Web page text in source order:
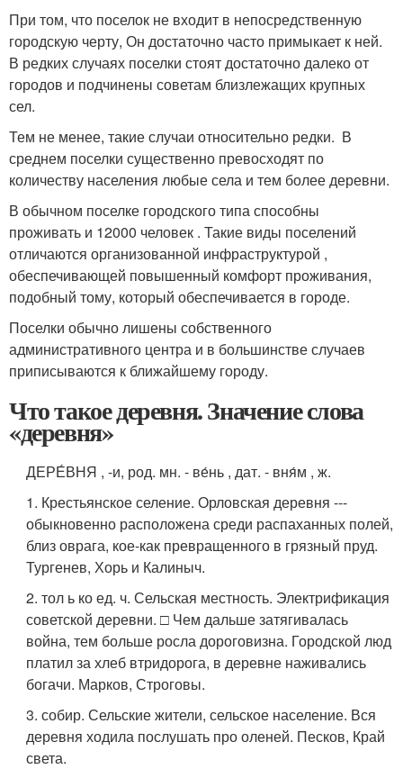
При том, что поселок не входит в непосредственную
городскую черту, Он достаточно часто примыкает к ней.
В редких случаях поселки стоят достаточно далеко от
городов и подчинены советам близлежащих крупных
сел.
Тем не менее, такие случаи относительно редки. В
среднем поселки существенно превосходят по
количеству населения любые села и тем более деревни.
В обычном поселке городского типа способны
проживать и 12000 человек . Такие виды поселений
отличаются организованной инфраструктурой ,
обеспечивающей повышенный комфорт проживания,
подобный тому, который обеспечивается в городе.
Поселки обычно лишены собственного
административного центра и в большинстве случаев
приписываются к ближайшему городу.
Что такое деревня. Значение слова
«деревня»
ДЕРЕ́ВНЯ , -и, род. мн. - ве́нь , дат. - вня́м , ж.
1. Крестьянское селение. Орловская деревня ---
обыкновенно расположена среди распаханных полей,
близ оврага, кое-как превращенного в грязный пруд.
Тургенев, Хорь и Калиныч.
2. тол ь ко ед. ч. Сельская местность. Электрификация
советской деревни. □ Чем дальше затягивалась
война, тем больше росла дороговизна. Городской люд
платил за хлеб втридорога, в деревне наживались
богачи. Марков, Строговы.
3. собир. Сельские жители, сельское население. Вся
деревня ходила послушать про оленей. Песков, Край
света.